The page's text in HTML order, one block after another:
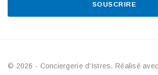
SOUSCRIRE
© 2026 - Conciergerie d'Istres. Réalisé